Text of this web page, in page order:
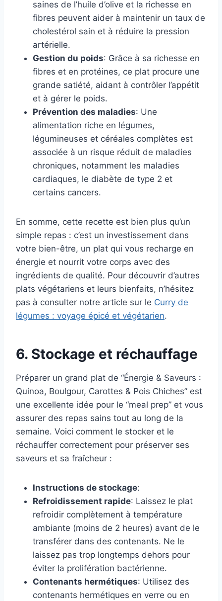
saines de l’huile d’olive et la richesse en
fibres peuvent aider à maintenir un taux de
cholestérol sain et à réduire la pression
artérielle.
Gestion du poids: Grâce à sa richesse en
fibres et en protéines, ce plat procure une
grande satiété, aidant à contrôler l’appétit
et à gérer le poids.
Prévention des maladies: Une
alimentation riche en légumes,
légumineuses et céréales complètes est
associée à un risque réduit de maladies
chroniques, notamment les maladies
cardiaques, le diabète de type 2 et
certains cancers.
En somme, cette recette est bien plus qu’un
simple repas : c’est un investissement dans
votre bien-être, un plat qui vous recharge en
énergie et nourrit votre corps avec des
ingrédients de qualité. Pour découvrir d’autres
plats végétariens et leurs bienfaits, n’hésitez
pas à consulter notre article sur le Curry de
légumes : voyage épicé et végétarien.
6. Stockage et réchauffage
Préparer un grand plat de “Énergie & Saveurs :
Quinoa, Boulgour, Carottes & Pois Chiches” est
une excellente idée pour le “meal prep” et vous
assurer des repas sains tout au long de la
semaine. Voici comment le stocker et le
réchauffer correctement pour préserver ses
saveurs et sa fraîcheur :
Instructions de stockage:
Refroidissement rapide: Laissez le plat
refroidir complètement à température
ambiante (moins de 2 heures) avant de le
transférer dans des contenants. Ne le
laissez pas trop longtemps dehors pour
éviter la prolifération bactérienne.
Contenants hermétiques: Utilisez des
contenants hermétiques en verre ou en